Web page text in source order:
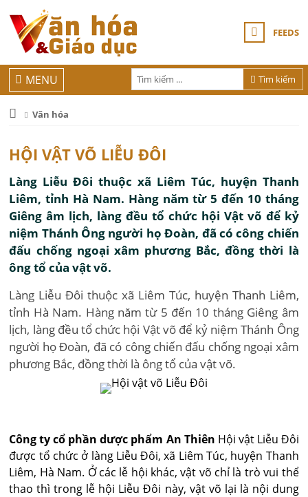
FEEDS
Tìm kiếm
MENU
Văn hóa
HỘI VẬT VÕ LIỄU ĐÔI
Làng Liễu Ðôi thuộc xã Liêm Túc, huyện Thanh
Liêm, tỉnh Hà Nam. Hàng năm từ 5 đến 10 tháng
Giêng âm lịch, làng đều tổ chức hội Vật võ để kỷ
niệm Thánh Ông người họ Ðoàn, đã có công chiến
đấu chống ngoại xâm phương Bắc, đồng thời là
ông tổ của vật võ.
Làng Liễu Ðôi thuộc xã Liêm Túc, huyện Thanh Liêm,
tỉnh Hà Nam. Hàng năm từ 5 đến 10 tháng Giêng âm
lịch, làng đều tổ chức hội Vật võ để kỷ niệm Thánh Ông
người họ Ðoàn, đã có công chiến đấu chống ngoại xâm
phương Bắc, đồng thời là ông tổ của vật võ.
Công ty cổ phần dược phẩm An Thiên Hội vật Liễu Đôi
được tổ chức ở làng Liễu Đôi, xã Liêm Túc, huyện Thanh
Liêm, Hà Nam. Ở các lễ hội khác, vật võ chỉ là trò vui thể
thao thì trong lễ hội Liễu Ðôi này, vật võ lại là nội dung